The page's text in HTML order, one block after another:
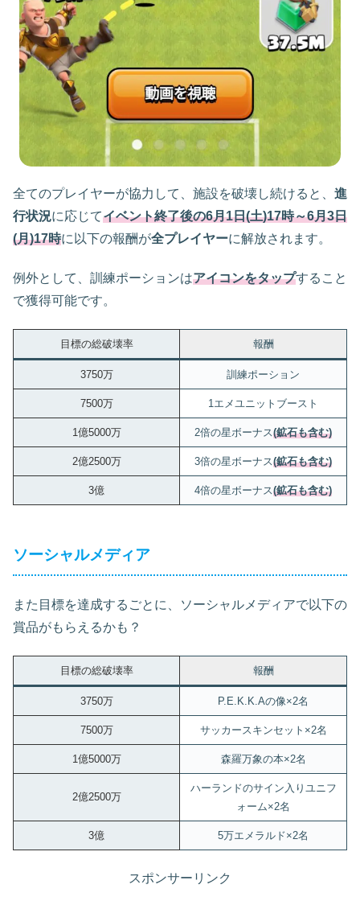
全てのプレイヤーが協力して、施設を破壊し続けると、 進
行状況に応じてイベント終了後の6月1日(土)17時～6月3日
(月)17時に以下の報酬が全プレイヤーに解放されます。
例外として、訓練ポーションはアイコンをタップすること
で獲得可能です。
目標の総破壊率 報酬
3750万 訓練ポーション
7500万 1エメユニットブースト
1億5000万 2倍の星ボーナス(鉱石も含む)
2億2500万 3倍の星ボーナス(鉱石も含む)
3億 4倍の星ボーナス(鉱石も含む)
ソーシャルメディア
また目標を達成するごとに、ソーシャルメディアで以下の
賞品がもらえるかも？
目標の総破壊率 報酬
3750万 P.E.K.K.Aの像×2名
7500万 サッカースキンセット×2名
1億5000万 森羅万象の本×2名
2億2500万
ハーランドのサイン入りユニフ
ォーム×2名
3億 5万エメラルド×2名
スポンサーリンク